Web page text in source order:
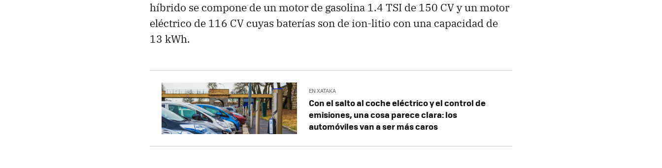
híbrido se compone de un motor de gasolina 1.4 TSI de 150 CV y un motor
eléctrico de 116 CV cuyas baterías son de ion-litio con una capacidad de
13 kWh.
EN XATAKA
Con el salto al coche eléctrico y el control de
emisiones, una cosa parece clara: los
automóviles van a ser más caros